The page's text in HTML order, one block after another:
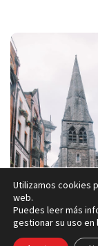
Utilizamos cookies
web.
Puedes leer más
gestionar su uso en